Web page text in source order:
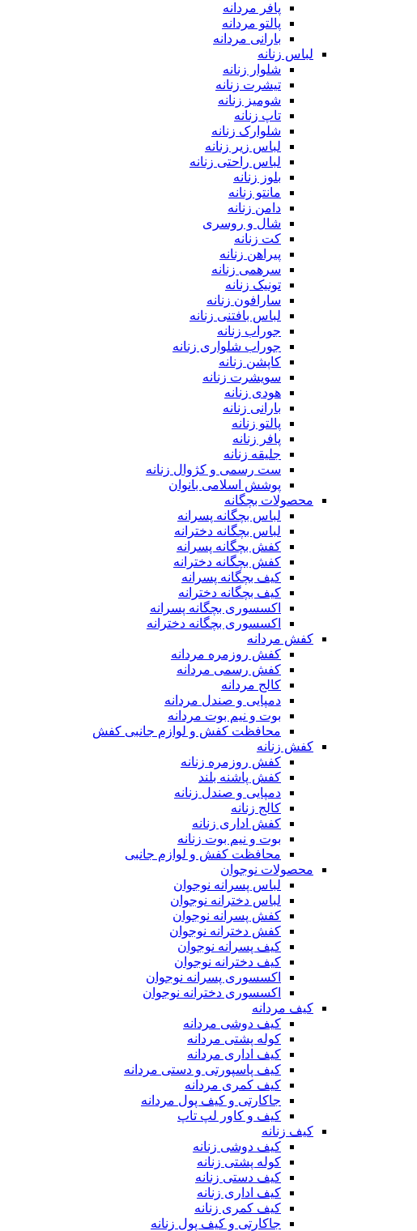
پافر مردانه
پالتو مردانه
بارانی مردانه
لباس زنانه
شلوار زنانه
تیشرت زنانه
شومیز زنانه
تاپ زنانه
شلوارک زنانه
لباس زیر زنانه
لباس راحتی زنانه
بلوز زنانه
مانتو زنانه
دامن زنانه
شال و روسری
کت زنانه
پیراهن زنانه
سرهمی زنانه
تونیک زنانه
سارافون زنانه
لباس بافتنی زنانه
جوراب زنانه
جوراب شلواری زنانه
کاپشن زنانه
سویشرت زنانه
هودی زنانه
بارانی زنانه
پالتو زنانه
پافر زنانه
جلیقه زنانه
ست رسمی و کژوال زنانه
پوشش اسلامی بانوان
محصولات بچگانه
لباس بچگانه پسرانه
لباس بچگانه دخترانه
کفش بچگانه پسرانه
کفش بچگانه دخترانه
کیف بچگانه پسرانه
کیف بچگانه دخترانه
اکسسوری بچگانه پسرانه
اکسسوری بچگانه دخترانه
کفش مردانه
کفش روزمره مردانه
کفش رسمی مردانه
کالج مردانه
دمپایی و صندل مردانه
بوت و نیم بوت مردانه
محافظت کفش و لوازم جانبی کفش
کفش زنانه
کفش روزمره زنانه
کفش پاشنه بلند
دمپایی و صندل زنانه
کالج زنانه
کفش اداری زنانه
بوت و نیم بوت زنانه
محافظت کفش و لوازم جانبی
محصولات نوجوان
لباس پسرانه نوجوان
لباس دخترانه نوجوان
کفش پسرانه نوجوان
کفش دخترانه نوجوان
کیف پسرانه نوجوان
کیف دخترانه نوجوان
اکسسوری پسرانه نوجوان
اکسسوری دخترانه نوجوان
کیف مردانه
کیف دوشی مردانه
کوله پشتی مردانه
کیف اداری مردانه
کیف پاسپورتی و دستی مردانه
کیف کمری مردانه
جاکارتی و کیف پول مردانه
کیف و کاور لپ تاپ
کیف زنانه
کیف دوشی زنانه
کوله پشتی زنانه
کیف دستی زنانه
کیف اداری زنانه
کیف کمری زنانه
جاکارتی و کیف پول زنانه